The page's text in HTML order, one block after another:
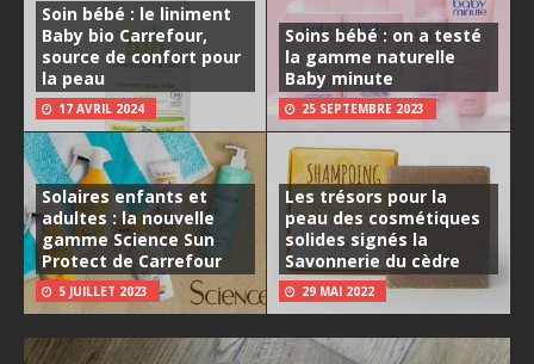
Soin bébé : le liniment
Baby bio Carrefour,
source de confort pour
la peau
17 AVRIL 2024
Soins bébé : on a testé
la gamme naturelle
Baby minute
25 SEPTEMBRE 2023
Solaires enfants et
adultes : la nouvelle
gamme Science Sun
Protect de Carrefour
5 JUILLET 2023
Les trésors pour la
peau des cosmétiques
solides signés la
Savonnerie du cèdre
29 MAI 2022